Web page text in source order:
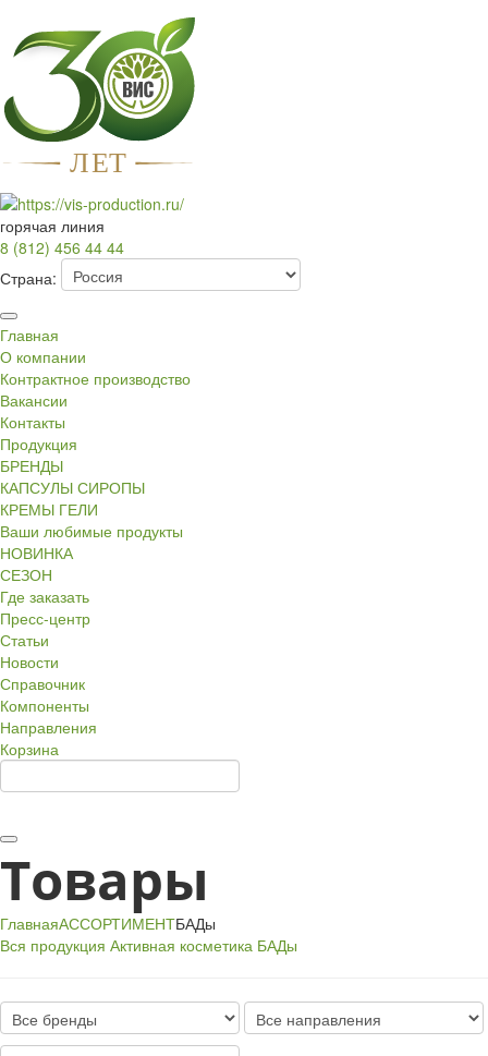
ЛЕТ
горячая линия
8 (812) 456 44 44
Страна:
Главная
О компании
Контрактное производство
Вакансии
Контакты
Продукция
БРЕНДЫ
КАПСУЛЫ СИРОПЫ
КРЕМЫ ГЕЛИ
Ваши любимые продукты
НОВИНКА
СЕЗОН
Где заказать
Пресс-центр
Статьи
Новости
Справочник
Компоненты
Направления
Корзина
Товары
ГлавнаяАССОРТИМЕНТБАДы
Вся продукция Активная косметика БАДы